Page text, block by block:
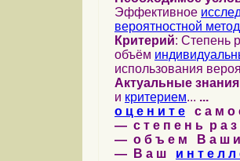
Эффективное
вероятностной
Критерий: Степень
объём
использования
Актуальные знания
и критерием... ...
о ц е н и т е с а м о
— с т е п е н ь р а
— о б ъ е м В а ш
— В а ш и н т е л л